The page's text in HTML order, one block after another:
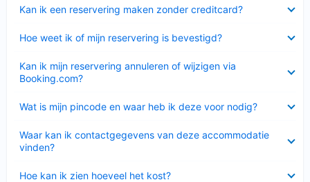
Kan ik een reservering maken zonder creditcard?
Hoe weet ik of mijn reservering is bevestigd?
Kan ik mijn reservering annuleren of wijzigen via
Booking.com?
Wat is mijn pincode en waar heb ik deze voor nodig?
Waar kan ik contactgegevens van deze accommodatie
vinden?
Hoe kan ik zien hoeveel het kost?